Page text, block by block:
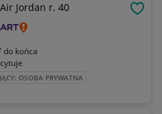
Jordan r. 40
do końca
OSOBA PRYWATNA